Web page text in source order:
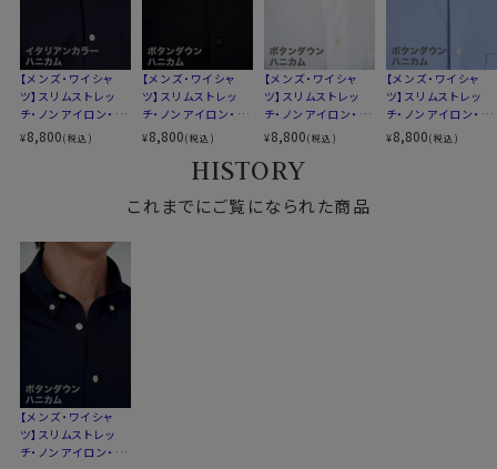
ご家庭洗濯推奨（※必ず洗濯ネットを使用ください）
クリーニングはお控えください（洗濯コースによっては、
伸縮する場合があります）
ウエストを絞ったバックダーツ入りのスリムなスタイル。
リッシュな着こなしができます。
ozieのラインナップでもっともスリムなシャツです。
着丈に関しては通常のozieのシャツよりも着丈をやや短
裾をパンツイン＆アウトの両々で着用できるよう生産しま
した。
ポケット
ポケットあり
柄
無地
カフス
ラウンドカット
アジャスタブル
コンバーチブルカフス
前3.0cm 後4.5cm
LL-43・3L-45・4L-47cm
全６サイズ
スタイル
生産国
中国
【メンズ・ワイシャ
ツ】スリムストレッ
チ・ノンアイロン・ド
ライ・ニット・イタリ
アンカラー・ボタン
¥8,800(税込)
【メンズ・ワイシャ
ツ】スリムストレッ
チ・ノンアイロン・ド
ライ・ニット・ボタン
ダウン
¥8,800(税込)
【メンズ・ワイシャ
ツ】スリムストレッ
チ・ノンアイロン・ド
ライ・ニット・ボタン
ダウン
¥8,800(税込)
【メンズ・ワイシャ
ツ】スリムストレッ
チ・ノンアイロン・ド
ライ・ニット・ボタン
ダウン
¥8,800(税込)
HISTORY
これまでにご覧になられた商品
【メンズ・ワイシャ
ツ】スリムストレッ
チ・ノンアイロン・ド